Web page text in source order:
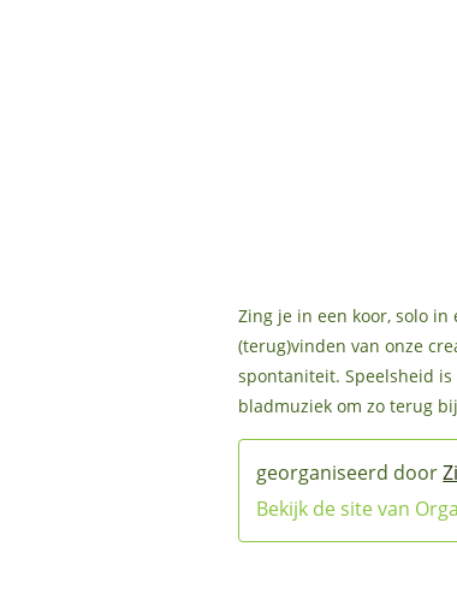
Zing je in een koor, solo
(terug)vinden van onze
spontaniteit. Speelsheid
bladmuziek om zo terug
Bekijk de site van